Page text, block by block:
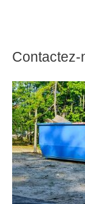
Contactez-